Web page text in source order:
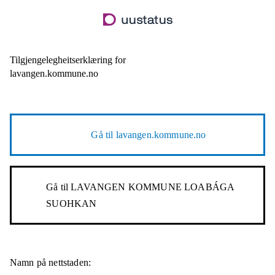
til
Tilgjengelegheitserklæring for
lavangen.kommune.no
Gå til lavangen.kommune.no
Gå tilLAVANGEN KOMMUNE LOABÁGA
SUOHKAN
Namn på nettstaden: